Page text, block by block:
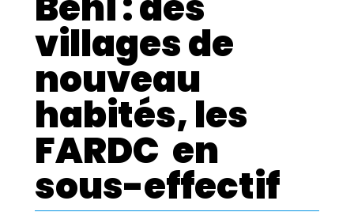
villages de
nouveau
habités, les
FARDC en
sous-effectif